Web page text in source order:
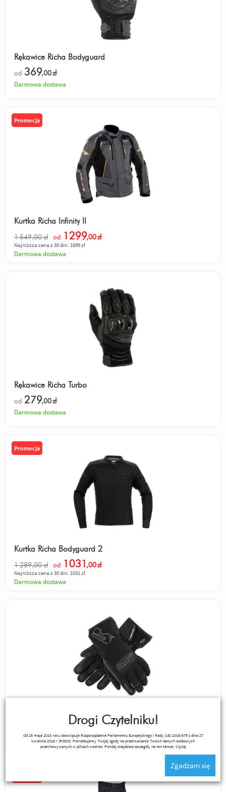
Rękawice Richa Bodyguard
od 369,00zł
Darmowa dostawa
Promocja
Kurtka Richa Infinity II
1 549,00 zł od 1299,00zł
Najniższa cena z 30 dni: 1699 zł
Darmowa dostawa
Rękawice Richa Turbo
od 279,00zł
Darmowa dostawa
Promocja
Kurtka Richa Bodyguard 2
1 289,00 zł od 1031,00zł
Najniższa cena z 30 dni: 1031 zł
Darmowa dostawa
Rękawice Richa Winterpulse WP
Darmowa dostawa
Drogi Czytelniku!
Od 25 maja 2018 roku obowiązuje Rozporządzenie Parlamentu Europejskiego i Rady (UE) 2016/679 z dnia 27
kwietnia 2016 r (RODO). Potrzebujemy Twojej zgody na przetwarzanie Twoich danych osobowych
przechowywanych w plikach cookies. Poniżej znajdziesz szczegóły na ten temat. Czytaj
Zgadzam się